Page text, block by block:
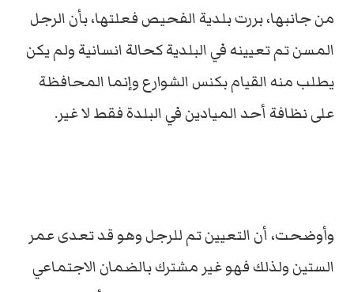
من جانبها، بررت بلدية الفحيص فعلتها، بأن الرجل
المسن تم تعيينه في البلدية كحالة انسانية ولم يكن
يطلب منه القيام بكنس الشوارع وإنما المحافظة
على نظافة أحد الميادين في البلدة فقط لا غير.
وأوضحت، أن التعيين تم للرجل وهو قد تعدى عمر
الستين ولذلك فهو غير مشترك بالضمان الاجتماعي